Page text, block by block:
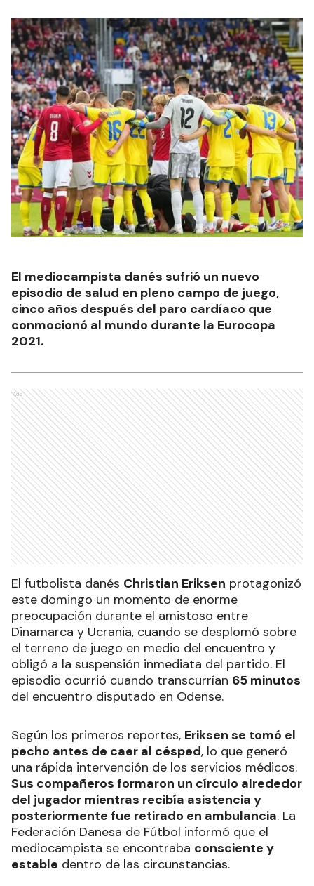
El mediocampista danés sufrió un nuevo
episodio de salud en pleno campo de juego,
cinco años después del paro cardíaco que
conmocionó al mundo durante la Eurocopa
2021.
Ads
El futbolista danés Christian Eriksen protagonizó
este domingo un momento de enorme
preocupación durante el amistoso entre
Dinamarca y Ucrania, cuando se desplomó sobre
el terreno de juego en medio del encuentro y
obligó a la suspensión inmediata del partido. El
episodio ocurrió cuando transcurrían 65 minutos
del encuentro disputado en Odense.
Según los primeros reportes, Eriksen se tomó el
pecho antes de caer al césped, lo que generó
una rápida intervención de los servicios médicos.
Sus compañeros formaron un círculo alrededor
del jugador mientras recibía asistencia y
posteriormente fue retirado en ambulancia. La
Federación Danesa de Fútbol informó que el
mediocampista se encontraba consciente y
estable dentro de las circunstancias.